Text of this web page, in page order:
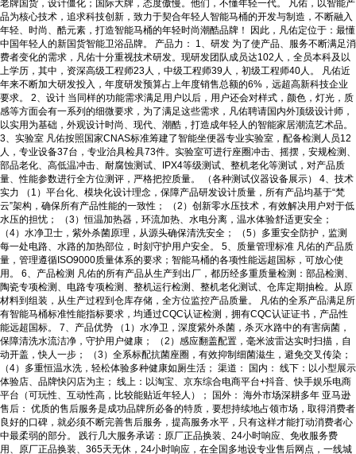
老牌国货，设计僵化；国际大牌，态度傲慢。他们，不懂年轻一代。 凡佑，以智能产
品为核心技术，追求科技创新，致力于契合年轻人智能马桶的开发与制造，不断融入
年轻、时尚、酷元素，打造智能马桶的年轻时尚潮酷品牌！ 因此，凡佑定位于：最懂
中国年轻人的新国货智能卫浴品牌。 产品力： 1、研发 为了使产品、服务不断满足消
费者变化的需求，凡佑十分重视技术研发。现研发团队成员达102人，全员本科及以
上学历，其中，资深高级工程师23人，中级工程师39人，初级工程师40人。 凡佑近
年来不断加大研发投入，年度研发预算占上年度销售总额的6%，远超高新科技企业
要求。 2、设计 当同样的功能需求满足用户以后，用户还会对样式，颜色，灯光，质
感等方面会有一系列的细微要求，为了满足这些需求，凡佑聘请国内外顶级设计师，
以实用为基础，外观设计时尚、现代、潮酷，打造成年轻人的智能家居潮流艺术品。
3、实验室 凡佑按照国家CNAS标准筹建了智能坐便器专业实验室，配备检测人员12
人，专业设备37台，专业治具检具73件。实验室可进行座圈冲击、摇摆，安规检测、
部品老化、高低温冲击、耐腐蚀测试、IPX4等级测试、整机老化等测试，对产品质
量、性能参数进行全方位测评，严格把控质量。 （各种测试仪器设备展示） 4、技术
实力 （1）平台化、模块化设计理念，保障产品研发设计质量，所有产品均基于“梵
云”架构，确保所有产品性能的一致性； （2）创新零水压技术，有效解决用户对于低
水压的担忧； （3）恒温加热器，环流加热、水电分离，温水体验舒适更安全；
（4）水净卫士，紫外杀菌原理，从源头确保清洗安全； （5）多重安全防护，监测
每一处电路、水路的加热部位，时刻守护用户安全。 5、质量管理标准 凡佑的产品质
量，管理遵循ISO9000质量体系的要求；智能马桶的各项性能远超国标，可放心使
用。 6、产品检测 凡佑的所有产品从生产到出厂，都历经多重质量检测：部品检测、
陶瓷专项检测、电路专项检测、整机运行检测、整机老化测试、仓库定期抽检。从原
材料到组装，从生产过程到仓库存储，全方位监控产品质量。 凡佑的全系产品满足所
有智能马桶标准性能指标要求，均通过CQC认证检测，拥有CQC认证证书，产品性
能远超国标。 7、产品优势 （1）水净卫，深度紫外杀菌，杀灭水路中的有害病菌，
保障清洗水流洁净，守护用户健康； （2）感应翻盖配置，毫米波雷达实时扫描，自
动开盖，快人一步； （3）全系标配抗菌座圈，有效抑制细菌滋生，避免交叉传染；
（4）多重恒温水洗，轻松体验多种健康如厕生活； 渠道： 国内： 线下：以小型展示
体验店、品牌快闪店为主； 线上：以淘宝、京东综合电商平台+抖音、快手娱乐电商
平台（可玩性、互动性高，比较能贴近年轻人）； 国外： 海外市场深耕多年 亚马逊
售后： 优质的售后服务是成功品牌所必备的特质，要想持续地占领市场，取得消费者
良好的口碑，就必须不断完善售后服务，提高服务水平，只有这样才能打动消费者心
中最柔弱的部分。 践行几大服务承诺：原厂正品换装、24小时响应、免收服务费
用、原厂正品换装、365天无休，24小时响应，在全国多地设专业售后网点，一线城